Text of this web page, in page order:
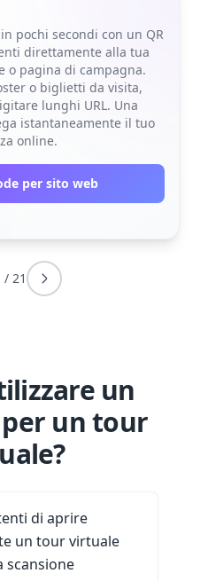
pochi secondi con un QR
direttamente alla tua
o pagina di campagna.
o biglietti da visita,
lunghi URL. Una
istantaneamente il tuo
online.
per sito web
/ 21
un
per un tour
di aprire
un tour virtuale
scansione